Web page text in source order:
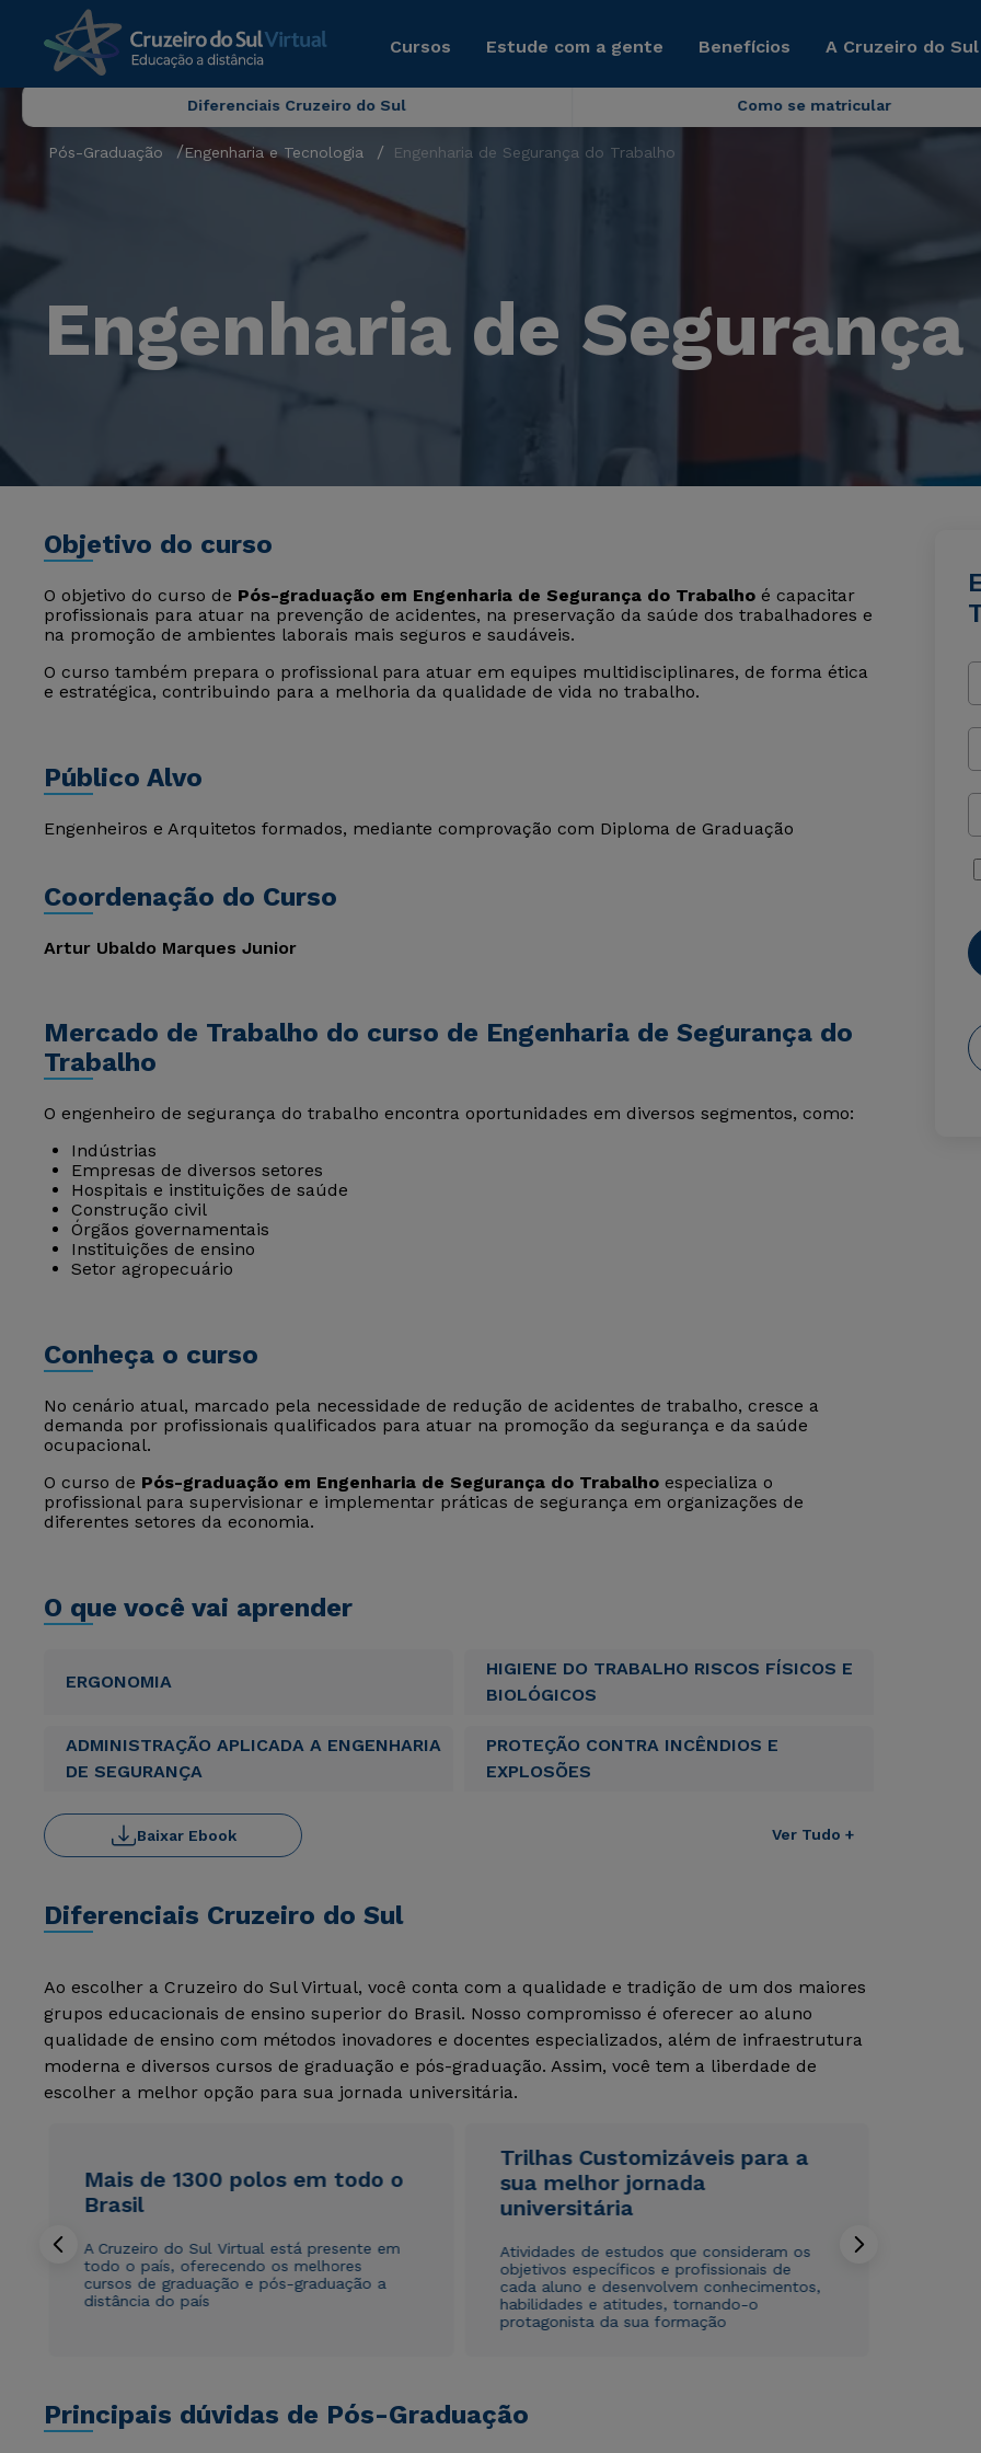
Cursos Estude com a gente Benefícios A Cruzeiro do
Diferenciais Cruzeiro do Sul Como se matricular
Pós-Graduação Engenharia e Tecnologia Engenharia de Segurança do Trabalho
Engenharia de
Objetivo do curso
O objetivo do curso de Pós-graduação em Engenharia de Segurança do Trabalho é capacitar
profissionais para atuar na prevenção de acidentes, na preservação da saúde dos trabalhadores e
na promoção de ambientes laborais mais seguros e saudáveis.
O curso também prepara o profissional para atuar em equipes multidisciplinares, de forma ética
e estratégica, contribuindo para a melhoria da qualidade de vida no trabalho.
Público Alvo
Engenheiros e Arquitetos formados, mediante comprovação com Diploma de Graduação
Coordenação do Curso
Artur Ubaldo Marques Junior
Mercado de Trabalho do curso de Engenharia de Segurança do
Trabalho
O engenheiro de segurança do trabalho encontra oportunidades em diversos segmentos, como:
Indústrias
Empresas de diversos setores
Hospitais e instituições de saúde
Construção civil
Órgãos governamentais
Instituições de ensino
Setor agropecuário
Conheça o curso
No cenário atual, marcado pela necessidade de redução de acidentes de trabalho, cresce a
demanda por profissionais qualificados para atuar na promoção da segurança e da saúde
ocupacional.
O curso de Pós-graduação em Engenharia de Segurança do Trabalho especializa o
profissional para supervisionar e implementar práticas de segurança em organizações de
diferentes setores da economia.
O que você vai aprender
ERGONOMIA
HIGIENE DO TRABALHO RISCOS FÍSICOS E
BIOLÓGICOS
ADMINISTRAÇÃO APLICADA A ENGENHARIA
DE SEGURANÇA
PROTEÇÃO CONTRA INCÊNDIOS E
EXPLOSÕES
Ver Tudo +
Baixar Ebook
Diferenciais Cruzeiro do Sul
Ao escolher a Cruzeiro do Sul Virtual, você conta com a qualidade e tradição de um dos maiores
grupos educacionais de ensino superior do Brasil. Nosso compromisso é oferecer ao aluno
qualidade de ensino com métodos inovadores e docentes especializados, além de infraestrutura
moderna e diversos cursos de graduação e pós-graduação. Assim, você tem a liberdade de
escolher a melhor opção para sua jornada universitária.
Mais de 1300 polos em todo o
Brasil
A Cruzeiro do Sul Virtual está presente em
todo o país, oferecendo os melhores
cursos de graduação e pós-graduação a
distância do país
Trilhas Customizáveis para a
sua melhor jornada
universitária
Atividades de estudos que consideram os
objetivos específicos e profissionais de
cada aluno e desenvolvem conhecimentos,
habilidades e atitudes, tornando-o
protagonista da sua formação
Principais dúvidas de Pós-Graduação
Rápido e fácil
WhatsApp
Rápido e fácil
WhatsApp